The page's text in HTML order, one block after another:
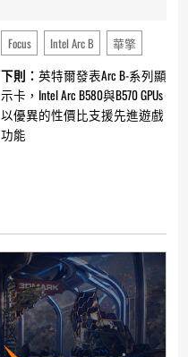
Focus Intel Arc B 華擎
下則： 英特爾發表Arc B-系列顯
示卡，Intel Arc B580與B570 GPUs
以優異的性價比支援先進遊戲
功能